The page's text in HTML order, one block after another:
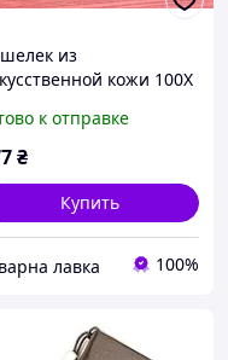
из
кожи 100X
за тебя
к отправке
₴
Купить
лавка 100%